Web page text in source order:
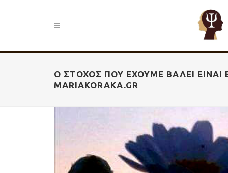
Ο ΣΤΌΧΟΣ ΠΟΥ ΈΧΟΥΜΕ ΒΆΛΕΙ ΕΊΝΑΙ
MARIAKORAKA.GR